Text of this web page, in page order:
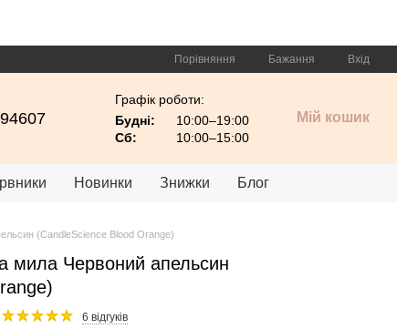
Порівняння Бажання Вхід
Графік роботи:
Будні:
10:00–19:00
Сб:
10:00–15:00
Мій кошик
Новинки Знижки Блог
(CandleScience Blood Orange)
мила Червоний апельсин
6 відгуків